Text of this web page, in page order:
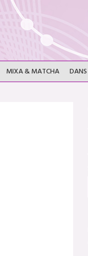
MIXA & MATCHA DANS